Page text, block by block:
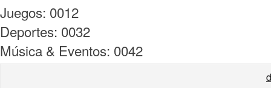
Juegos: 0012
Deportes: 0032
Música & Eventos: 0042